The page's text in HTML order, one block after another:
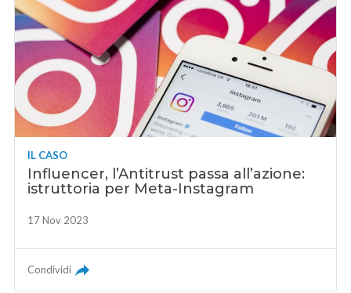
IL CASO
Influencer, l’Antitrust passa all’azione:
istruttoria per Meta-Instagram
17 Nov 2023
Condividi